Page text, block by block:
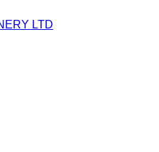
LTD